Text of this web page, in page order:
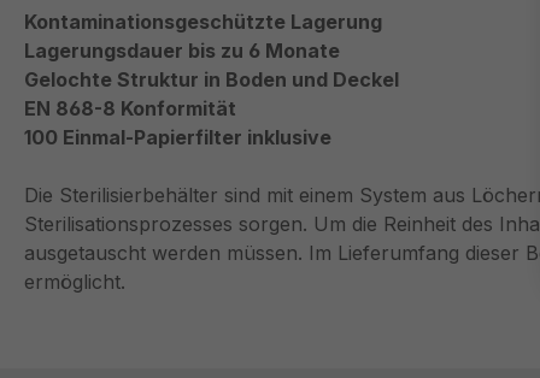
Kontaminationsgeschützte Lagerung
Lagerungsdauer bis zu 6 Monate
Gelochte Struktur in Boden und Deckel
EN 868-8 Konformität
100 Einmal-Papierfilter inklusive
Die Sterilisierbehälter sind mit einem System aus
Sterilisationsprozesses sorgen. Um die Reinheit des
ausgetauscht werden müssen. Im Lieferumfang dieser
ermöglicht.